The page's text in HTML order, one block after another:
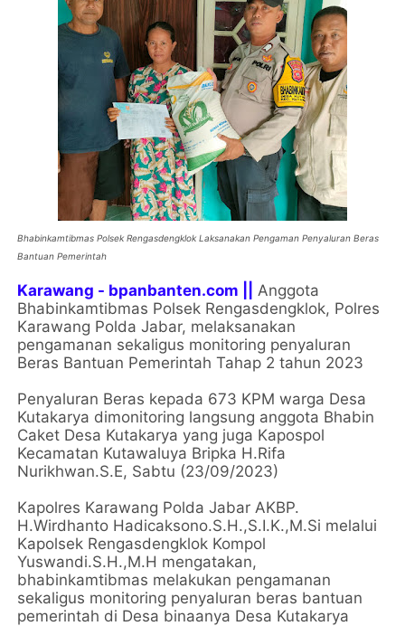
Bhabinkamtibmas Polsek Rengasdengklok Laksanakan Pengaman Penyaluran Beras
Bantuan Pemerintah
Karawang - bpanbanten.com ||
Anggota
Bhabinkamtibmas Polsek Rengasdengklok, Polres
Karawang Polda Jabar, melaksanakan
pengamanan sekaligus monitoring penyaluran
Beras Bantuan Pemerintah Tahap 2 tahun 2023
Penyaluran Beras kepada 673 KPM warga Desa
Kutakarya dimonitoring langsung anggota Bhabin
Caket Desa Kutakarya yang juga Kapospol
Kecamatan Kutawaluya Bripka H.Rifa
Nurikhwan.S.E, Sabtu (23/09/2023)
Kapolres Karawang Polda Jabar AKBP.
H.Wirdhanto Hadicaksono.S.H.,S.I.K.,M.Si melalui
Kapolsek Rengasdengklok Kompol
Yuswandi.S.H.,M.H mengatakan,
bhabinkamtibmas melakukan pengamanan
sekaligus monitoring penyaluran beras bantuan
pemerintah di Desa binaanya Desa Kutakarya